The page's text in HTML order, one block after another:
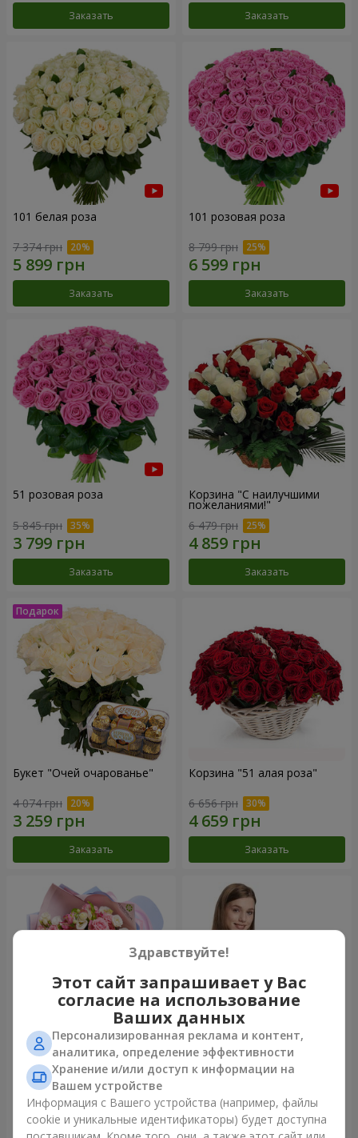
Заказать Заказать
101 белая роза
7 374 грн
Заказать
101 розовая роза
8 799 грн
Заказать
51 розовая роза
5 845 грн
Заказать
Корзина "С наилучшими
пожеланиями!"
6 479 грн
Заказать
Букет "Очей очарованье"
4 074 грн
Заказать
Корзина "51 алая роза"
6 656 грн
Заказать
Букет "Сказка моей жизни"
2 732 грн
Заказать
Корзина "Ангелочек"
Заказать
Здравствуйте!
Этот сайт запрашивает у Вас
согласие на использование
Ваших данных
Персонализированная реклама и контент,
аналитика, определение эффективности
Хранение и/или доступ к информации на
Вашем устройстве
Информация с Вашего устройства (например, файлы
cookie и уникальные идентификаторы) будет доступна